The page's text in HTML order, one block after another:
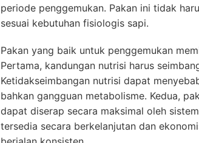
periode penggemukan. Pakan ini tidak
sesuai kebutuhan fisiologis sapi.
Pakan yang baik untuk penggemukan
Pertama, kandungan nutrisi harus
Ketidakseimbangan nutrisi dapat
bahkan gangguan metabolisme. Kedua,
dapat diserap secara maksimal oleh
tersedia secara berkelanjutan dan